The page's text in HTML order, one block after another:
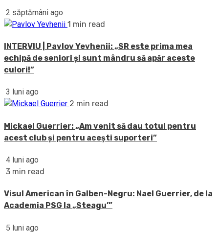
2 săptămâni ago
1 min read
INTERVIU | Pavlov Yevhenii: „SR este prima mea
echipă de seniori și sunt mândru să apăr aceste
culori!”
3 luni ago
2 min read
Mickael Guerrier: „Am venit să dau totul pentru
acest club și pentru acești suporteri”
4 luni ago
3 min read
Visul American în Galben-Negru: Nael Guerrier, de la
Academia PSG la „Steagu’”
5 luni ago